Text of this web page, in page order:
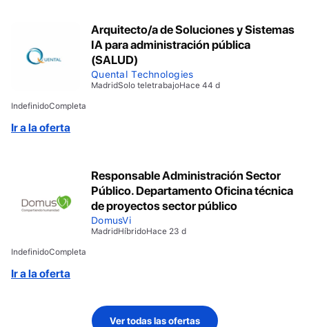
Arquitecto/a de Soluciones y Sistemas
IA para administración pública
(SALUD)
Quental Technologies
MadridSolo teletrabajoHace 44 d
IndefinidoCompleta
Ir a la oferta
Responsable Administración Sector
Público. Departamento Oficina técnica
de proyectos sector público
DomusVi
MadridHíbridoHace 23 d
IndefinidoCompleta
Ir a la oferta
Ver todas las ofertas